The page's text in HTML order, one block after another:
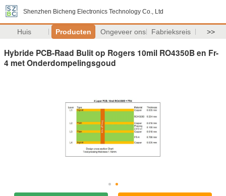
Shenzhen Bicheng Electronics Technology Co., Ltd
Huis Producten Ongeveer ons Fabrieksreis >>
Hybride PCB-Raad Bulit op Rogers 10mil RO4350B en Fr-
4 met Onderdompelingsgoud